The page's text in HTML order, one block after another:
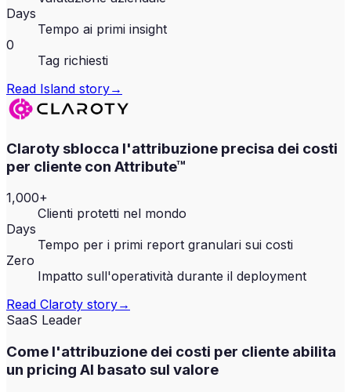
Days
Tempo ai primi insight
0
Tag richiesti
Read Island story→
Claroty sblocca l'attribuzione precisa dei costi
per cliente con Attribute™
1,000+
Clienti protetti nel mondo
Days
Tempo per i primi report granulari sui costi
Zero
Impatto sull'operatività durante il deployment
Read Claroty story→
SaaS Leader
Come l'attribuzione dei costi per cliente abilita
un pricing AI basato sul valore